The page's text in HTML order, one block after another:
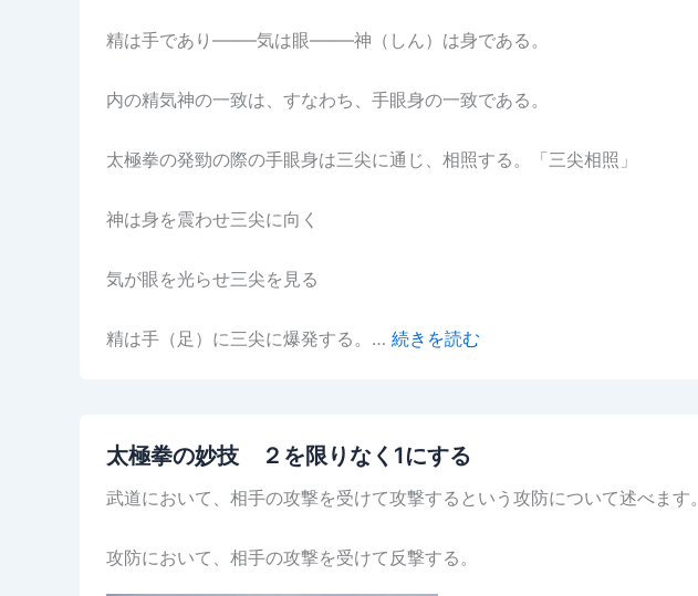
精は手であり——–気は眼——–神（しん）は身である。
内の精気神の一致は、すなわち、手眼身の一致である。
太極拳の発勁の際の手眼身は三尖に通じ、相照する。「三尖相照」
神は身を震わせ三尖に向く
気が眼を光らせ三尖を見る
精は手（足）に三尖に爆発する。… 続きを読む
太極拳の妙技 ２を限りなく1にする
武道において、相手の攻撃を受けて攻撃するという攻防について述べます。
攻防において、相手の攻撃を受けて反撃する。